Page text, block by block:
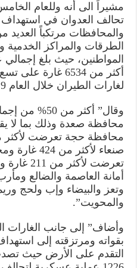
مشيراً الى أنه وللعام
تحالف العدوان في
والمحافظات مرتكباً العديد
الطرقات والمراكز الخدمية
المواطنين، حيث بلغ إجمالي
أكثر من 6534
لغارات الطيران خلال العام 2019م.
وقال” أكثر من
صنعاء لأكثر
تعرضت
أمانة العاصمة والضالع
وتعز والبيضاء وإب ولحج
والمحويت”.
وأضاف” إلى جانب الغارات
بقواته ومرتزقته إلى
التقدم على الأرض حيث